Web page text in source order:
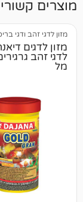
בריכה|בוס
– גולד
לדגי זהב גרגירים 250